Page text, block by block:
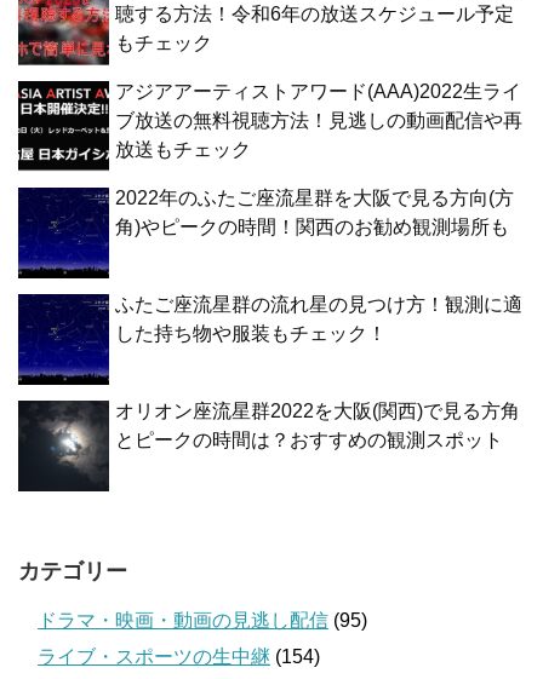
聴する方法！令和6年の放送スケジュール予定
もチェック
アジアアーティストアワード(AAA)2022生ライ
ブ放送の無料視聴方法！見逃しの動画配信や再
放送もチェック
2022年のふたご座流星群を大阪で見る方向(方
角)やピークの時間！関西のお勧め観測場所も
ふたご座流星群の流れ星の見つけ方！観測に適
した持ち物や服装もチェック！
オリオン座流星群2022を大阪(関西)で見る方角
とピークの時間は？おすすめの観測スポット
カテゴリー
ドラマ・映画・動画の見逃し配信 (95)
ライブ・スポーツの生中継 (154)